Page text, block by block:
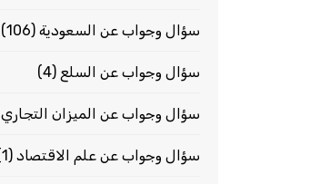
سؤال وجواب عن السعودية (106)
سؤال وجواب عن السلع (4)
سؤال وجواب عن الميزان التجاري
سؤال وجواب عن علم الاقتصاد (1)